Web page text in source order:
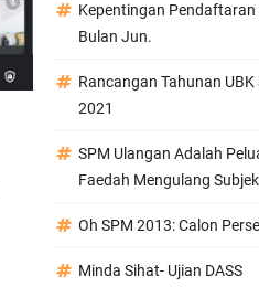
Kepentingan Pendaftaran
Bulan Jun.
Rancangan Tahunan UBK
2021
SPM Ulangan Adalah
Faedah Mengulang Subjek
Oh SPM 2013: Calon
Minda Sihat- Ujian DASS